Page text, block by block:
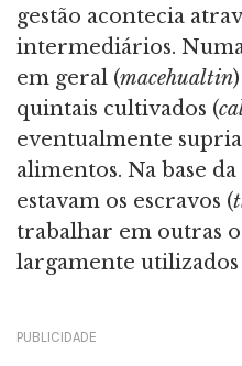
gestão acontecia
intermediários.
em geral (macehualtin
quintais cultivados (
eventualmente
alimentos. Na base da
estavam os escravos (
trabalhar em outras
largamente
PUBLICIDADE